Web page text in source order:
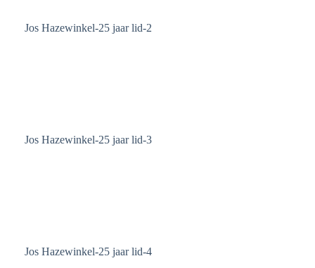
Jos Hazewinkel-25 jaar lid-2
Jos Hazewinkel-25 jaar lid-3
Jos Hazewinkel-25 jaar lid-4